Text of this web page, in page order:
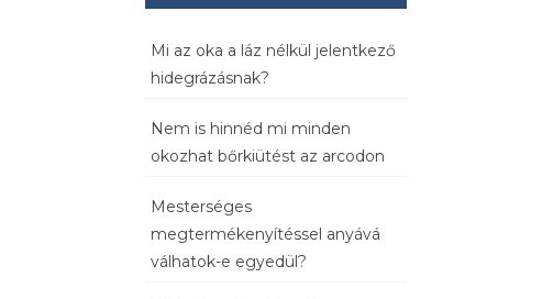
Mi az oka a láz nélkül jelentkező
hidegrázásnak?
Nem is hinnéd mi minden
okozhat bőrkiütést az arcodon
Mesterséges
megtermékenyítéssel anyává
válhatok-e egyedül?